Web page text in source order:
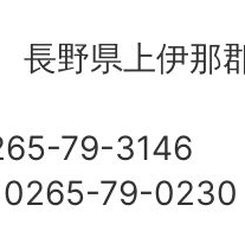
野県上伊那
79-3146
0265-79-0230